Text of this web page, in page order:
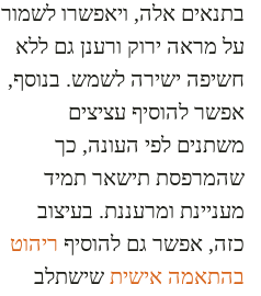
בתנאים אלה, ויאפשרו לשמור
על מראה ירוק ורענן גם ללא
חשיפה ישירה לשמש. בנוסף,
אפשר להוסיף עציצים
משתנים לפי העונה, כך
שהמרפסת תישאר תמיד
מעניינת ומרעננת. בעיצוב
כזה, אפשר גם להוסיף ריהוט
בהתאמה אישית שישתלב